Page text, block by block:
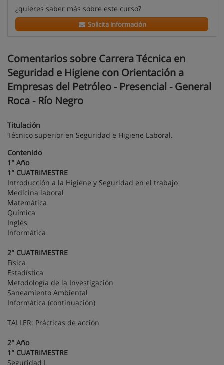
¿quieres saber más sobre este curso?
Solicita información
Comentarios sobre Carrera Técnica en
Seguridad e Higiene con Orientación a
Empresas del Petróleo - Presencial - General
Roca - Río Negro
Titulación
Técnico superior en Seguridad e Higiene Laboral.
Contenido
1° Año
1° CUATRIMESTRE
Introducción a la Higiene y Seguridad en el trabajo
Medicina laboral
Matemática
Química
Inglés
Informática
2° CUATRIMESTRE
Física
Estadística
Metodología de la Investigación
Saneamiento Ambiental
Informática (continuación)
TALLER: Prácticas de acción
2° Año
1° CUATRIMESTRE
Seguridad I